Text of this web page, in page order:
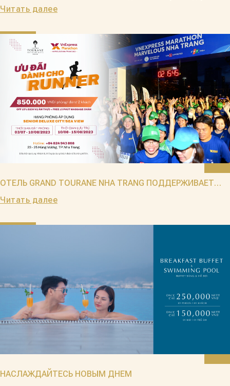
максимально комфортной, Grand Tourane Hotel Nha Trang
упустите возможность «охотиться» за выгодной сделкой –
наслаждайте
Читать далее
ОТЕЛЬ GRAND TOURANE NHA TRANG ПОДДЕРЖИВАЕТ
МАРАФОН VNEXPRESS MARATHON MARVELOUS NHA
Читать далее
НАСЛАЖДАЙТЕСЬ НОВЫМ ДНЕМ